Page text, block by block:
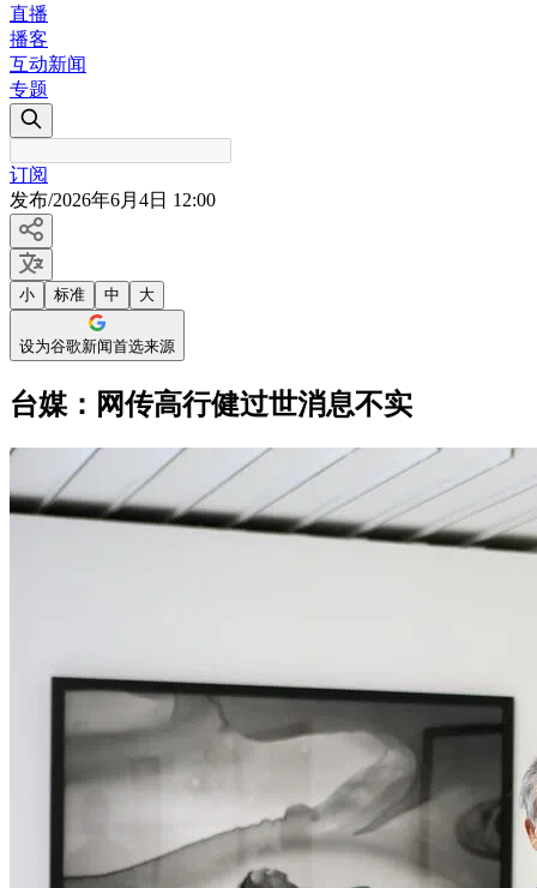
直播
播客
互动新闻
专题
订阅
发布/2026年6月4日 12:00
小 标准 中 大
设为谷歌新闻首选来源
台媒：网传高行健过世消息不实